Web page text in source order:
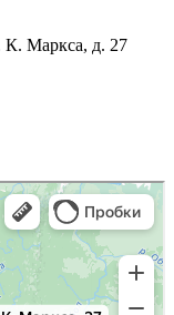
К. Маркса, д. 27